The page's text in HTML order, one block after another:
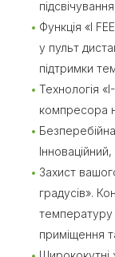
Функція «I
у пульт
підтримки
Технологія
компресора
Захист
градусів».
приміщення